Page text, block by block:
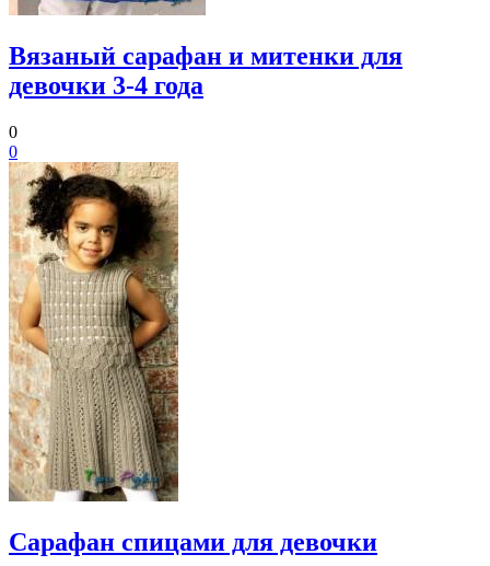
Вязаный сарафан и митенки для
девочки 3-4 года
0
0
Сарафан спицами для девочки